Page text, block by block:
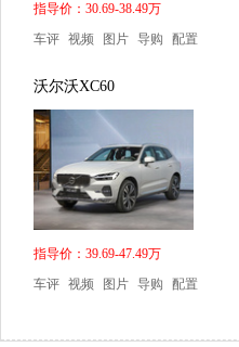
指导价：30.69-38.49万
车评 视频 图片 导购 配置
沃尔沃XC60
指导价：39.69-47.49万
车评 视频 图片 导购 配置